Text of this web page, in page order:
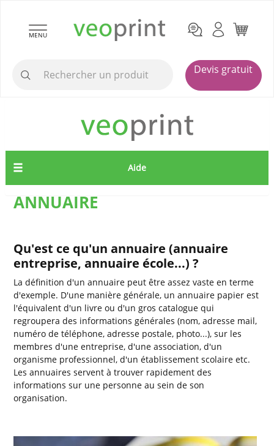
MENU
Devis gratuit
Aide
ANNUAIRE
Qu'est ce qu'un annuaire (annuaire
entreprise, annuaire école...) ?
La définition d'un annuaire peut être assez vaste en terme
d'exemple. D'une manière générale, un annuaire papier est
l'équivalent d'un livre ou d'un gros catalogue qui
regroupera des informations générales (nom, adresse mail,
numéro de téléphone, adresse postale, photo...), sur les
membres d'une entreprise, d'une association, d'un
organisme professionnel, d'un établissement scolaire etc.
Les annuaires servent à trouver rapidement des
informations sur une personne au sein de son
organisation.